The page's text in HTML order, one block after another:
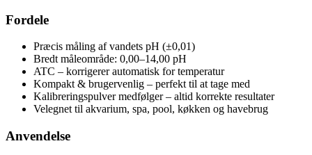
Fordele
Præcis måling af vandets pH (±0,01)
Bredt måleområde: 0,00–14,00 pH
ATC – korrigerer automatisk for temperatur
Kompakt & brugervenlig – perfekt til at tage med
Kalibreringspulver medfølger – altid korrekte resultater
Velegnet til akvarium, spa, pool, køkken og havebrug
Anvendelse